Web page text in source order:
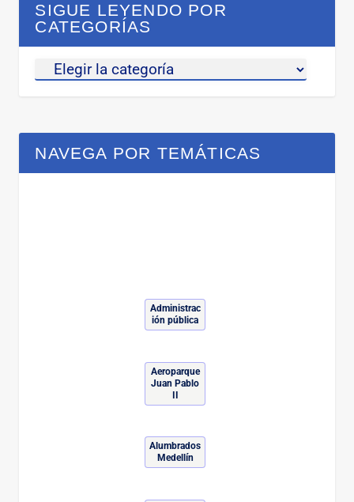
SIGUE LEYENDO POR
CATEGORÍAS
NAVEGA POR TEMÁTICAS
Administrac
ión pública
Aeroparque
Juan Pablo
II
Alumbrados
Medellín